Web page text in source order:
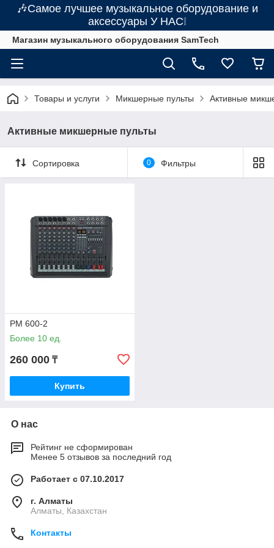
🎶Самое лучшее музыкальное оборудование и
аксессуары У НАС❕
Магазин музыкального оборудования SamTech
Товары и услуги Микшерные пульты Активные
Активные микшерные пульты
Сортировка 0 Фильтры
PM 600-2
Более 10 ед.
260 000 ₸
Купить
О нас
Рейтинг не сформирован
Менее 5 отзывов за последний год
Работает с 07.10.2017
г. Алматы
Алматы, Казахстан
Контакты